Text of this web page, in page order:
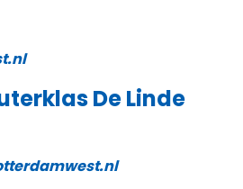
De Linde